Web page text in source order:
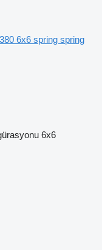
6x6 spring spring
6x6